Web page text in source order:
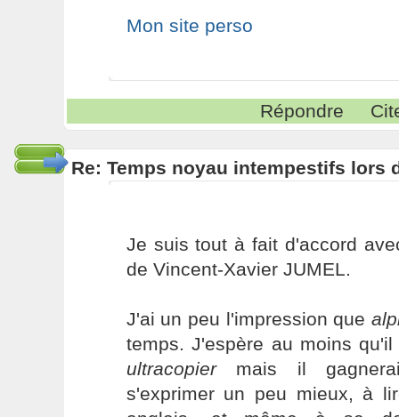
Mon site perso
Répondre
Re: Temps noyau intempestifs lors
Je suis tout à fait d'accord
de Vincent-Xavier JUMEL.
J'ai un peu l'impression que
temps. J'espère au moins
ultracopiermais il
s'exprimer un peu mieux, à